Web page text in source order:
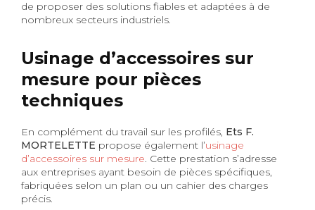
de proposer des solutions fiables et adaptées à de
nombreux secteurs industriels.
Usinage d’accessoires sur
mesure pour pièces
techniques
En complément du travail sur les profilés, Ets F.
MORTELETTE propose également l’usinage
d’accessoires sur mesure. Cette prestation s’adresse
aux entreprises ayant besoin de pièces spécifiques,
fabriquées selon un plan ou un cahier des charges
précis.